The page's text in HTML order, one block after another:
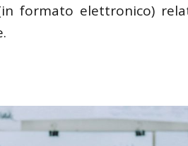
formato elettronico)